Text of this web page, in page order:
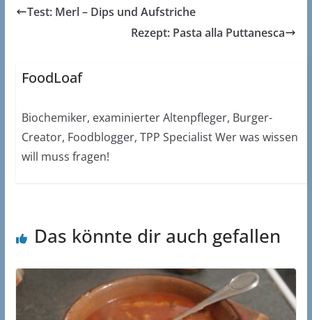
Test: Merl – Dips und Aufstriche
Rezept: Pasta alla Puttanesca
FoodLoaf
Biochemiker, examinierter Altenpfleger, Burger-
Creator, Foodblogger, TPP Specialist Wer was wissen
will muss fragen!
Das könnte dir auch gefallen